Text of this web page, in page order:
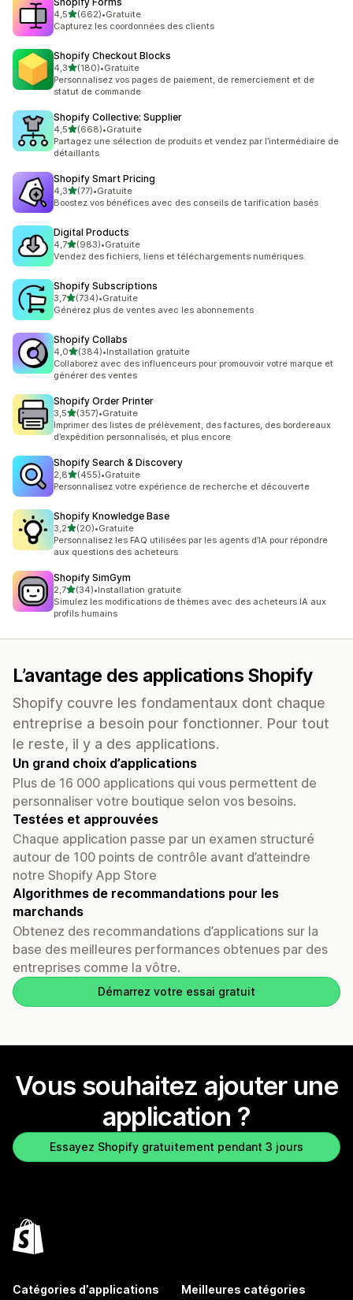
4,5étoile(s) sur 5
(662)
662 avis au total
•Gratuite
Capturez les coordonnées des clients
Shopify Checkout Blocks
4,3étoile(s) sur 5
(180)
180 avis au total
•Gratuite
Personnalisez vos pages de paiement, de remerciement et de
statut de commande
Shopify Collective: Supplier
4,5étoile(s) sur 5
(668)
668 avis au total
•Gratuite
Partagez une sélection de produits et vendez par l’intermédiaire de
détaillants
Shopify Smart Pricing
4,3étoile(s) sur 5
(77)
77 avis au total
•Gratuite
Boostez vos bénéfices avec des conseils de tarification basés
Digital Products
4,7étoile(s) sur 5
(983)
983 avis au total
•Gratuite
Vendez des fichiers, liens et téléchargements numériques.
Shopify Subscriptions
3,7étoile(s) sur 5
(734)
734 avis au total
•Gratuite
Générez plus de ventes avec les abonnements
Shopify Collabs
4,0étoile(s) sur 5
(384)
384 avis au total
•Installation gratuite
Collaborez avec des influenceurs pour promouvoir votre marque et
générer des ventes
Shopify Order Printer
3,5étoile(s) sur 5
(357)
357 avis au total
•Gratuite
Imprimer des listes de prélèvement, des factures, des bordereaux
d’expédition personnalisés, et plus encore
Shopify Search & Discovery
2,8étoile(s) sur 5
(455)
455 avis au total
•Gratuite
Personnalisez votre expérience de recherche et découverte
Shopify Knowledge Base
3,2étoile(s) sur 5
(20)
20 avis au total
•Gratuite
Personnalisez les FAQ utilisées par les agents d’IA pour répondre
aux questions des acheteurs
Shopify SimGym
2,7étoile(s) sur 5
(34)
34 avis au total
•Installation gratuite
Simulez les modifications de thèmes avec des acheteurs IA aux
profils humains
L’avantage des applications Shopify
Shopify couvre les fondamentaux dont chaque
entreprise a besoin pour fonctionner. Pour tout
le reste, il y a des applications.
Un grand choix d’applications
Plus de 16 000 applications qui vous permettent de
personnaliser votre boutique selon vos besoins.
Testées et approuvées
Chaque application passe par un examen structuré
autour de 100 points de contrôle avant d’atteindre
notre Shopify App Store
Algorithmes de recommandations pour les
marchands
Obtenez des recommandations d’applications sur la
base des meilleures performances obtenues par des
entreprises comme la vôtre.
Démarrez votre essai gratuit
Vous souhaitez ajouter une
application ?
Essayez Shopify gratuitement pendant 3 jours
Catégories d’applications Meilleures catégories